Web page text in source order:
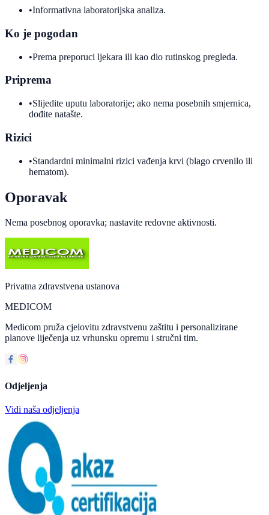
•Informativna laboratorijska analiza.
Ko je pogodan
•Prema preporuci ljekara ili kao dio rutinskog pregleda.
Priprema
•Slijedite uputu laboratorije; ako nema posebnih smjernica,
dođite natašte.
Rizici
•Standardni minimalni rizici vađenja krvi (blago crvenilo ili
hematom).
Oporavak
Nema posebnog oporavka; nastavite redovne aktivnosti.
Privatna zdravstvena ustanova
MEDICOM
Medicom pruža cjelovitu zdravstvenu zaštitu i personalizirane
planove liječenja uz vrhunsku opremu i stručni tim.
Odjeljenja
Vidi naša odjeljenja